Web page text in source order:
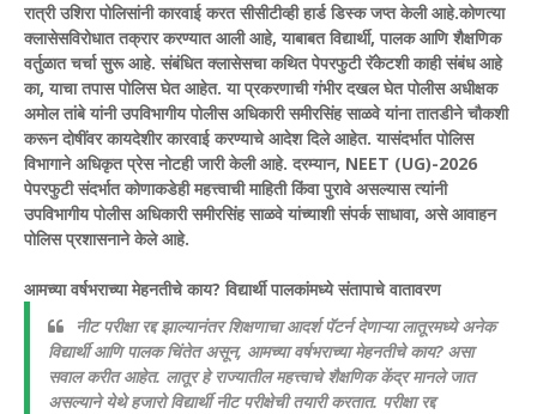
रात्री उशिरा पोलिसांनी कारवाई करत सीसीटीव्ही हार्ड डिस्क जप्त केली आहे.कोणत्या
क्लासेसविरोधात तक्रार करण्यात आली आहे, याबाबत विद्यार्थी, पालक आणि शैक्षणिक
वर्तुळात चर्चा सुरू आहे. संबंधित क्लासेसचा कथित पेपरफुटी रॅकेटशी काही संबंध आहे
का, याचा तपास पोलिस घेत आहेत. या प्रकरणाची गंभीर दखल घेत पोलीस अधीक्षक
अमोल तांबे यांनी उपविभागीय पोलीस अधिकारी समीरसिंह साळवे यांना तातडीने चौकशी
करून दोषींवर कायदेशीर कारवाई करण्याचे आदेश दिले आहेत. यासंदर्भात पोलिस
विभागाने अधिकृत प्रेस नोटही जारी केली आहे. दरम्यान, NEET (UG)-2026
पेपरफुटी संदर्भात कोणाकडेही महत्त्वाची माहिती किंवा पुरावे असल्यास त्यांनी
उपविभागीय पोलीस अधिकारी समीरसिंह साळवे यांच्याशी संपर्क साधावा, असे आवाहन
पोलिस प्रशासनाने केले आहे.
आमच्या वर्षभराच्या मेहनतीचे काय? विद्यार्थी पालकांमध्ये संतापाचे वातावरण
नीट परीक्षा रद्द झाल्यानंतर शिक्षणाचा आदर्श पॅटर्न देणाऱ्या लातूरमध्ये अनेक
विद्यार्थी आणि पालक चिंतेत असून, आमच्या वर्षभराच्या मेहनतीचे काय? असा
सवाल करीत आहेत. लातूर हे राज्यातील महत्त्वाचे शैक्षणिक केंद्र मानले जात
असल्याने येथे हजारो विद्यार्थी नीट परीक्षेची तयारी करतात. परीक्षा रद्द